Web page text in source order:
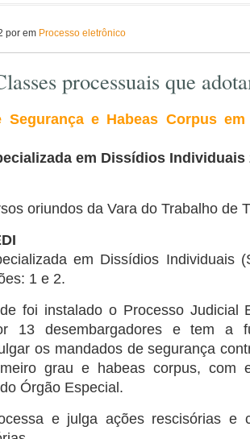
por em Processo eletrônico
processuais que
Segurança e Habeas Corpus em
em Dissídios Individuais
oriundos da Vara do Trabalho de
em Dissídios Individuais
1 e 2.
foi instalado o Processo Judicial
13 desembargadores e tem a
os mandados de segurança
grau e habeas corpus, com
Órgão Especial.
e julga ações rescisórias e